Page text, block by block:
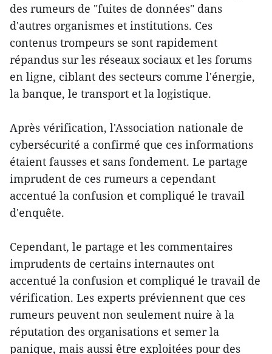
des rumeurs de "fuites de données" dans
d'autres organismes et institutions. Ces
contenus trompeurs se sont rapidement
répandus sur les réseaux sociaux et les forums
en ligne, ciblant des secteurs comme l'énergie,
la banque, le transport et la logistique.
Après vérification, l'Association nationale de
cybersécurité a confirmé que ces informations
étaient fausses et sans fondement. Le partage
imprudent de ces rumeurs a cependant
accentué la confusion et compliqué le travail
d'enquête.
Cependant, le partage et les commentaires
imprudents de certains internautes ont
accentué la confusion et compliqué le travail de
vérification. Les experts préviennent que ces
rumeurs peuvent non seulement nuire à la
réputation des organisations et semer la
panique, mais aussi être exploitées pour des